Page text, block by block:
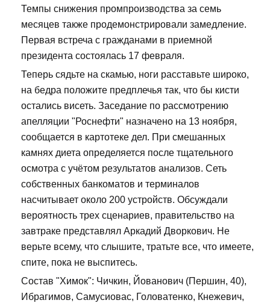
Темпы снижения промпроизводства за семь
месяцев также продемонстрировали замедление.
Первая встреча с гражданами в приемной
президента состоялась 17 февраля.
Теперь сядьте на скамью, ноги расставьте широко,
на бедра положите предплечья так, что бы кисти
остались висеть. Заседание по рассмотрению
апелляции "Роснефти" назначено на 13 ноября,
сообщается в картотеке дел. При смешанных
камнях диета определяется после тщательного
осмотра с учётом результатов анализов. Сеть
собственных банкоматов и терминалов
насчитывает около 200 устройств. Обсуждали
вероятность трех сценариев, правительство на
завтраке представлял Аркадий Дворкович. Не
верьте всему, что слышите, тратьте все, что имеете,
спите, пока не выспитесь.
Состав "Химок": Чичкин, Йованович (Першин, 40),
Ибрагимов, Самусиовас, Головатенко, Кнежевич,